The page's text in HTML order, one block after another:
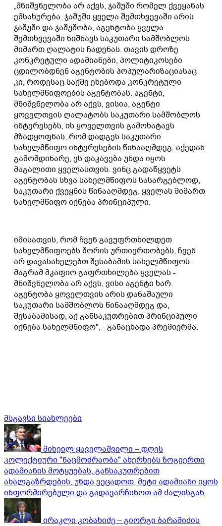
„მნიშვნელობა არ აქვს, ჯაშუში რომელ ქვეყანას
ემსახურება. ჯაშუში ყველა შემთხვევაში არის
ჯაშუში და ჯაშუშობა, აგენტობა ყველა
შემთხვევაში ნიშნავს საკუთარი სამშობლოს
მიმართ ღალატის ჩადენას. თავის დროზე
კონკრეტული ადამიანები, პოლიტიკოსები
ცდილობდნენ აგენტობის პოპულარიზაციასაც
კი, როდესაც საქმე ეხებოდა კონკრეტული
სახელმწიფოების აგენტობას. აგენტი,
მნიშვნელობა არ აქვს, ვისია, აგენტი
ყოველთვის ღალატობს საკუთარი სამშობლოს
ინტერესებს, ის ყოველთვის გამოხატავს
მზადყოფნას, რომ დადგეს საკუთარი
სახელმწიფო ინტერესების წინააღმდეგ. აქედან
გამომდინარე, ეს დაკავება უნდა იყოს
მაგალითი ყველასთვის. ვინც გადაწყვეტს
აგენტობას სხვა სახელმწიფოს სასარგებლოდ,
საკუთარი ქვეყნის წინააღმდეგ, ყველას მიმართ
სახელმწიფო იქნება პრინციპული.
იმისათვის, რომ ჩვენ გავუფრთხილდეთ
სახელმწიფოებს შორის ურთიერთობებს, ჩვენ
არ დავასახელებთ შესაბამის სახელმწიფოს.
მაგრამ მკაფიო გაფრთხილება ყველას -
მნიშვნელობა არ აქვს, ვისი აგენტი ხარ.
აგენტობა ყოველთვის არის დანაშაული
საკუთარი სამშობლოს წინააღმდეგ და,
შესაბამისად, აქ განსაკუთრებით პრინციპული
იქნება სახელმწიფო", - განაცხადა პრემიერმა.
მსგავსი სიახლეები
მიხეილ ყაველაშვილი – დღეს
კოლექტიური "ნაცმოძრაობა" ახერხებს ზოგიერთი
ადამიანის მოტყუებას, განსაკუთრებით
ახალგაზრდების, უნდა ვეცადოთ, მეტი ადამიანი იყოს
ინფორმირებული და გადავარჩინოთ ამ ძალისგან
ირაკლი კობახიძე – გიორგი ბარამიძის